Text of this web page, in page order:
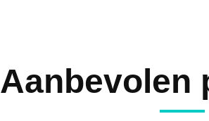
Aanbevolen